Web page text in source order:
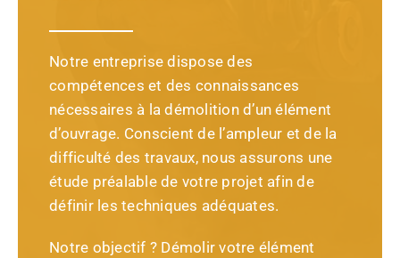
Notre entreprise dispose des
compétences et des connaissances
nécessaires à la démolition d’un élément
d’ouvrage. Conscient de l’ampleur et de la
difficulté des travaux, nous assurons une
étude préalable de votre projet afin de
définir les techniques adéquates.
Notre objectif ? Démolir votre élément